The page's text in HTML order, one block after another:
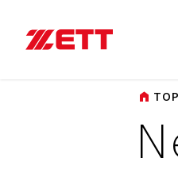
home TOP